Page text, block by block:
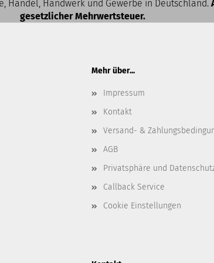
Handel, Handwerk und Gewerbe in Deutschland.
gesetzlicher Mehrwertsteuer.
Mehr über...
Impressum
Kontakt
Versand- &
AGB
Privatsphäre und
Callback Service
Cookie Einstellungen